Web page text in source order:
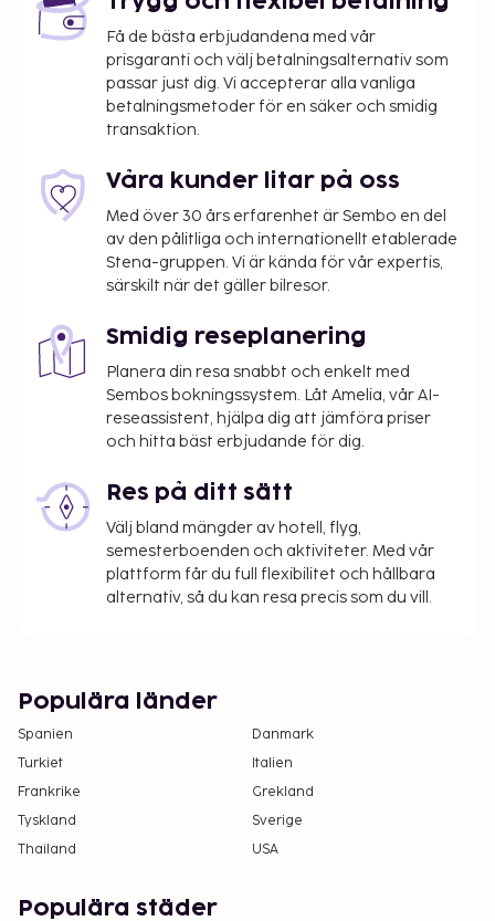
skatter:
Avgift för städning: 28.0 EUR per boende och
per vistelse
Depositionen ska betalas via banköverföring
inom 72 timmar efter bokning.
Vi har listat alla tilläggsavgifter som boendet har
upplyst oss om.
Avgift för flygtransfer: EUR 25.00 per fordon
(enkel resa)
samt att avgifter och depositioner inte inkluderar
skatt. Observera att dessa kan komma att ändras.
Få de bästa erbjudandena med vår
prisgaranti och välj betalningsalternativ som
passar just dig. Vi accepterar alla vanliga
betalningsmetoder för en säker och smidig
transaktion.
Våra kunder litar på oss
Med över 30 års erfarenhet är Sembo en del
av den pålitliga och internationellt etablerade
Stena-gruppen. Vi är kända för vår expertis,
särskilt när det gäller bilresor.
Smidig reseplanering
Planera din resa snabbt och enkelt med
Sembos bokningssystem. Låt Amelia, vår AI-
reseassistent, hjälpa dig att jämföra priser
och hitta bäst erbjudande för dig.
Res på ditt sätt
Välj bland mängder av hotell, flyg,
semesterboenden och aktiviteter. Med vår
plattform får du full flexibilitet och hållbara
alternativ, så du kan resa precis som du vill.
Populära länder
Spanien
Danmark
Turkiet
Italien
Frankrike
Grekland
Tyskland
Sverige
Thailand
USA
Populära städer